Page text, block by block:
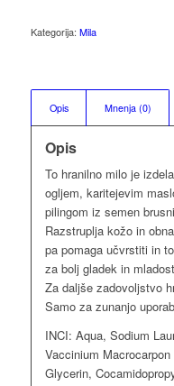
Kategorija: Mila
Opis Mnenja (0)
Opis
To hranilno milo je
ogljem, karitejevim
pilingom iz semen
Razstruplja kožo in
pa pomaga učvrstiti in
za bolj gladek in
Za daljše zadovoljstvo
Samo za zunanjo
INCI: Aqua, Sodium
Vaccinium
Glycerin,